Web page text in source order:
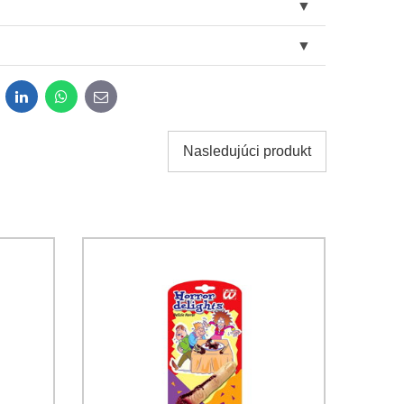
Ochrany osobných údajovspoločnosti Bomba s.r.o.
LinkedInWhatsApp
E-
mail
Nasledujúci produkt